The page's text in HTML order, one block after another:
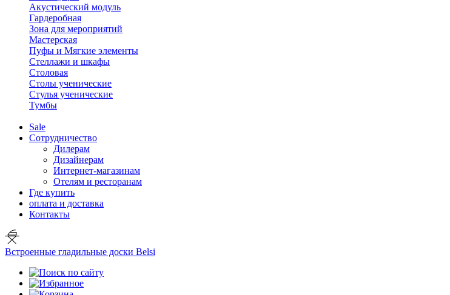
Акустический модуль
Гардеробная
Зона для мероприятий
Мастерская
Пуфы и Мягкие элементы
Стеллажи и шкафы
Столовая
Столы ученические
Стулья ученические
Тумбы
Sale
Сотрудничество
Дилерам
Дизайнерам
Интернет-магазинам
Отелям и ресторанам
Где купить
оплата и доставка
Контакты
Встроенные гладильные доски Belsi